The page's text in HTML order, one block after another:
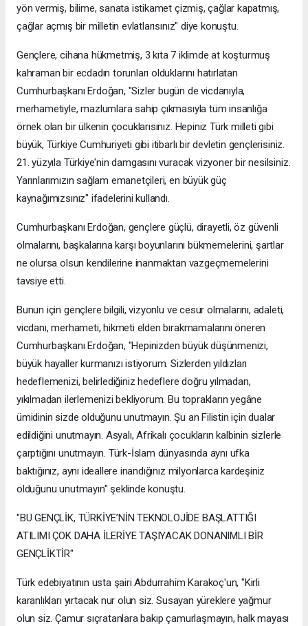
yön vermiş, bilime, sanata istikamet çizmiş, çağlar kapatmış,
çağlar açmış bir milletin evlatlarısınız" diye konuştu.
Gençlere, cihana hükmetmiş, 3 kıta 7 iklimde at koşturmuş
kahraman bir ecdadın torunları olduklarını hatırlatan
Cumhurbaşkanı Erdoğan, "Sizler bugün de vicdanıyla,
merhametiyle, mazlumlara sahip çıkmasıyla tüm insanlığa
örnek olan bir ülkenin çocuklarısınız. Hepiniz Türk milleti gibi
büyük, Türkiye Cumhuriyeti gibi itibarlı bir devletin gençlerisiniz.
21. yüzyıla Türkiye'nin damgasını vuracak vizyoner bir nesilsiniz.
Yarınlarımızın sağlam emanetçileri, en büyük güç
kaynağımızsınız" ifadelerini kullandı.
Cumhurbaşkanı Erdoğan, gençlere güçlü, dirayetli, öz güvenli
olmalarını, başkalarına karşı boyunlarını bükmemelerini, şartlar
ne olursa olsun kendilerine inanmaktan vazgeçmemelerini
tavsiye etti.
Bunun için gençlere bilgili, vizyonlu ve cesur olmalarını, adaleti,
vicdanı, merhameti, hikmeti elden bırakmamalarını öneren
Cumhurbaşkanı Erdoğan, "Hepinizden büyük düşünmenizi,
büyük hayaller kurmanızı istiyorum. Sizlerden yıldızları
hedeflemenizi, belirlediğiniz hedeflere doğru yılmadan,
yıkılmadan ilerlemenizi bekliyorum. Bu toprakların yegâne
ümidinin sizde olduğunu unutmayın. Şu an Filistin için dualar
edildiğini unutmayın. Asyalı, Afrikalı çocukların kalbinin sizlerle
çarptığını unutmayın. Türk-İslam dünyasında aynı ufka
baktığınız, aynı ideallere inandığınız milyonlarca kardeşiniz
olduğunu unutmayın" şeklinde konuştu.
"BU GENÇLİK, TÜRKİYE’NİN TEKNOLOJİDE BAŞLATTIĞI
ATILIMI ÇOK DAHA İLERİYE TAŞIYACAK DONANIMLI BİR
GENÇLİKTİR"
Türk edebiyatının usta şairi Abdurrahim Karakoç'un, "Kirli
karanlıkları yırtacak nur olun siz. Susayan yüreklere yağmur
olun siz. Çamur sıçratanlara bakıp çamurlaşmayın, halk mayası